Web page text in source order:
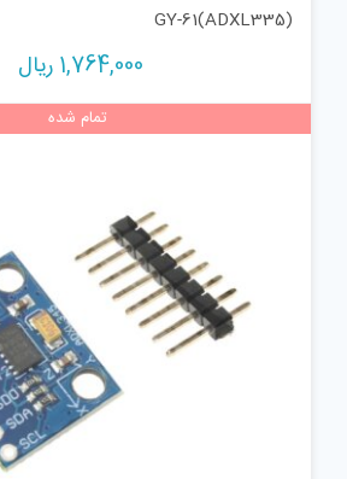
GY-61(ADXL335)
1,764,000 ریال
تمام شده